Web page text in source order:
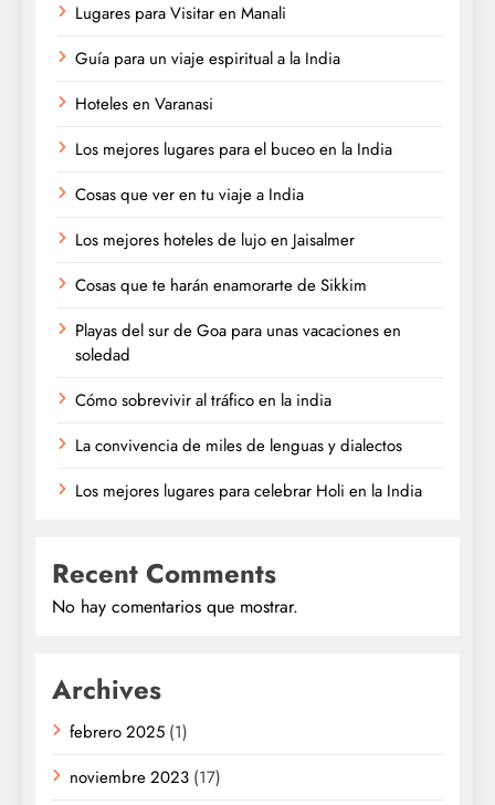
Lugares para Visitar en Manali
Guía para un viaje espiritual a la India
Hoteles en Varanasi
Los mejores lugares para el buceo en la India
Cosas que ver en tu viaje a India
Los mejores hoteles de lujo en Jaisalmer
Cosas que te harán enamorarte de Sikkim
Playas del sur de Goa para unas vacaciones en
soledad
Cómo sobrevivir al tráfico en la india
La convivencia de miles de lenguas y dialectos
Los mejores lugares para celebrar Holi en la India
Recent Comments
No hay comentarios que mostrar.
Archives
febrero 2025 (1)
noviembre 2023 (17)